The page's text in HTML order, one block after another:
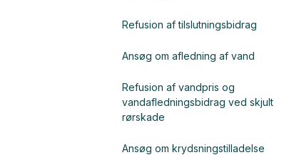
Refusion af tilslutningsbidrag
Ansøg om afledning af vand
Refusion af vandpris og
vandafledningsbidrag ved skjult
rørskade
Ansøg om krydsningstilladelse